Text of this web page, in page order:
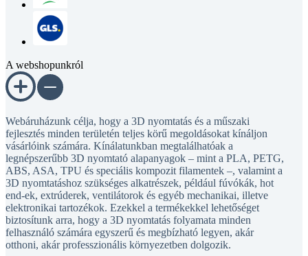
A webshopunkról
Webáruházunk célja, hogy a 3D nyomtatás és a műszaki
fejlesztés minden területén teljes körű megoldásokat kínáljon
vásárlóink számára. Kínálatunkban megtalálhatóak a
legnépszerűbb 3D nyomtató alapanyagok – mint a PLA, PETG,
ABS, ASA, TPU és speciális kompozit filamentek –, valamint a
3D nyomtatáshoz szükséges alkatrészek, például fúvókák, hot
end-ek, extrúderek, ventilátorok és egyéb mechanikai, illetve
elektronikai tartozékok. Ezekkel a termékekkel lehetőséget
biztosítunk arra, hogy a 3D nyomtatás folyamata minden
felhasználó számára egyszerű és megbízható legyen, akár
otthoni, akár professzionális környezetben dolgozik.